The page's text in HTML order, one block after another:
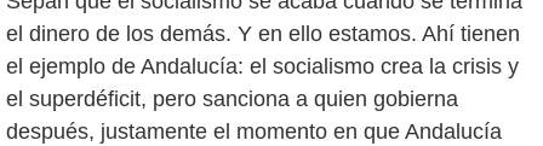
el dinero de los demás. Y en ello estamos. Ahí tienen
el ejemplo de Andalucía: el socialismo crea la crisis y
el superdéficit, pero sanciona a quien gobierna
después, justamente el momento en que Andalucía